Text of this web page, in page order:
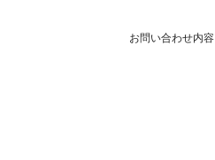
お問い合わせ内容